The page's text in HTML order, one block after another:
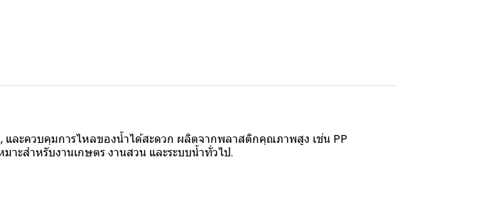
ละควบคุมการไหลของน้ำได้สะดวก ผลิตจากพลาสติกคุณภาพสูง เช่น PP
ะสำหรับงานเกษตร งานสวน และระบบน้ำทั่วไป.